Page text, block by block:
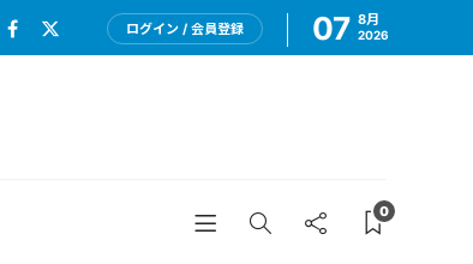
ログイン / 会員登録 07 8月
2026
0